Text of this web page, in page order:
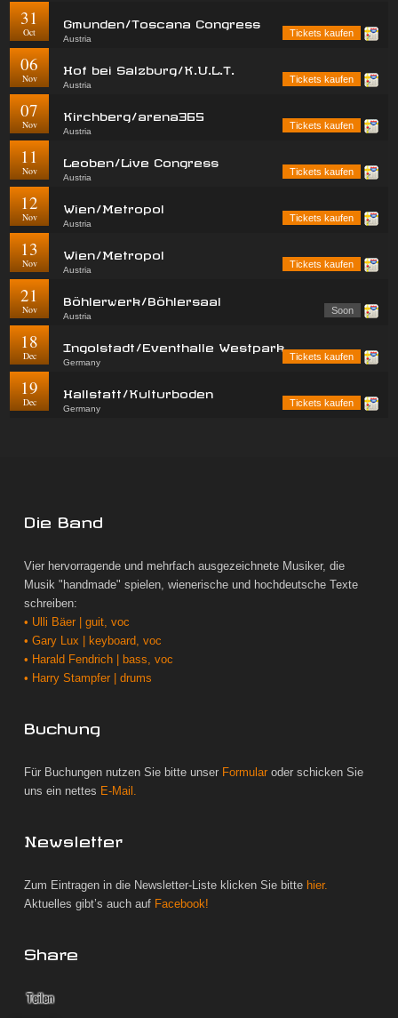
31
Oct
Gmunden/Toscana Congress
Austria
Tickets kaufen
06
Nov
Hof bei Salzburg/K.U.L.T.
Austria
Tickets kaufen
07
Nov
Kirchberg/arena365
Austria
Tickets kaufen
11
Nov
Leoben/Live Congress
Austria
Tickets kaufen
12
Nov
Wien/Metropol
Austria
Tickets kaufen
13
Nov
Wien/Metropol
Austria
Tickets kaufen
21
Nov
Böhlerwerk/Böhlersaal
Austria
Soon
18
Dec
Ingolstadt/Eventhalle Westpark
Germany
Tickets kaufen
19
Dec
Hallstatt/Kulturboden
Germany
Tickets kaufen
Die Band
Vier hervorragende und mehrfach ausgezeichnete Musiker, die
Musik "handmade" spielen, wienerische und hochdeutsche Texte
schreiben:
• Ulli Bäer | guit, voc
• Gary Lux | keyboard, voc
• Harald Fendrich | bass, voc
• Harry Stampfer | drums
Buchung
Für Buchungen nutzen Sie bitte unser Formular oder schicken Sie
uns ein nettes E-Mail.
Newsletter
Zum Eintragen in die Newsletter-Liste klicken Sie bitte hier.
Aktuelles gibt’s auch auf Facebook!
Share